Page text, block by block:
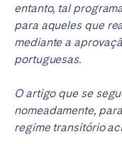
entanto, tal
para aqueles que
mediante a
portuguesas.
O artigo que se
nomeadamente,
regime transitório
Viana do Castelo
MADEIRA
Ponta Delgada